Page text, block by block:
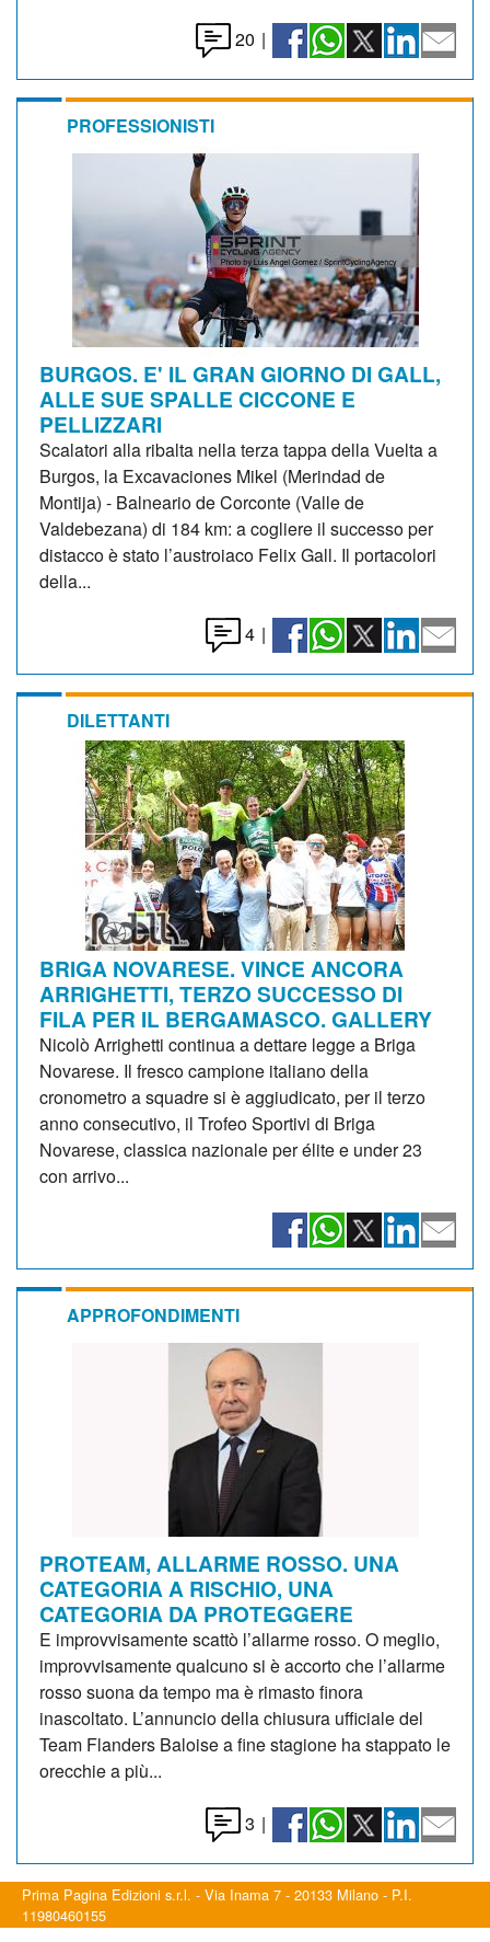
20 |
PROFESSIONISTI
BURGOS. E' IL GRAN GIORNO DI GALL,
ALLE SUE SPALLE CICCONE E
PELLIZZARI
Scalatori alla ribalta nella terza tappa della Vuelta a
Burgos, la Excavaciones Mikel (Merindad de
Montija) - Balneario de Corconte (Valle de
Valdebezana) di 184 km: a cogliere il successo per
distacco è stato l’austroiaco Felix Gall. Il portacolori
della...
4 |
DILETTANTI
BRIGA NOVARESE. VINCE ANCORA
ARRIGHETTI, TERZO SUCCESSO DI
FILA PER IL BERGAMASCO. GALLERY
Nicolò Arrighetti continua a dettare legge a Briga
Novarese. Il fresco campione italiano della
cronometro a squadre si è aggiudicato, per il terzo
anno consecutivo, il Trofeo Sportivi di Briga
Novarese, classica nazionale per élite e under 23
con arrivo...
APPROFONDIMENTI
PROTEAM, ALLARME ROSSO. UNA
CATEGORIA A RISCHIO, UNA
CATEGORIA DA PROTEGGERE
E improvvisamente scattò l’allarme rosso. O meglio,
improvvisamente qualcuno si è accorto che l’allarme
rosso suona da tempo ma è rimasto finora
inascoltato. L’annuncio della chiusura ufficiale del
Team Flanders Baloise a fine stagione ha stappato le
orecchie a più...
3 |
Prima Pagina Edizioni s.r.l. - Via Inama 7 - 20133 Milano - P.I.
11980460155